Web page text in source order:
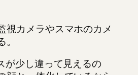
視カメラやスマホのカメ
が少し違って見えるの